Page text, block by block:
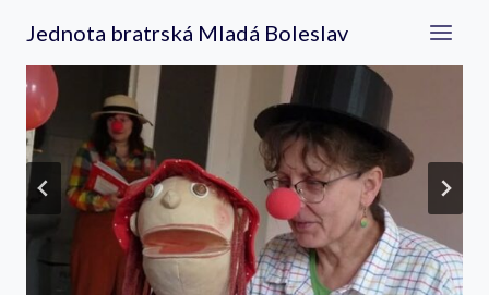
obsah
Jednota bratrská Mladá Boleslav